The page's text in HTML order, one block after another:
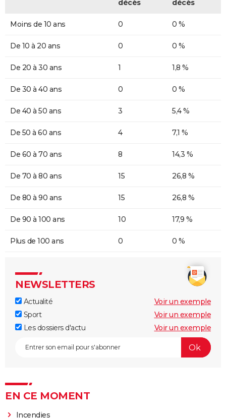
décès
décès
Moins de 10 ans 0 0 %
De 10 à 20 ans 0 0 %
De 20 à 30 ans 1 1,8 %
De 30 à 40 ans 0 0 %
De 40 à 50 ans 3 5,4 %
De 50 à 60 ans 4 7,1 %
De 60 à 70 ans 8 14,3 %
De 70 à 80 ans 15 26,8 %
De 80 à 90 ans 15 26,8 %
De 90 à 100 ans 10 17,9 %
Plus de 100 ans 0 0 %
NEWSLETTERS
Actualité
Voir un exemple
Sport
Voir un exemple
Les dossiers d'actu
Voir un exemple
EN CE MOMENT
Incendies